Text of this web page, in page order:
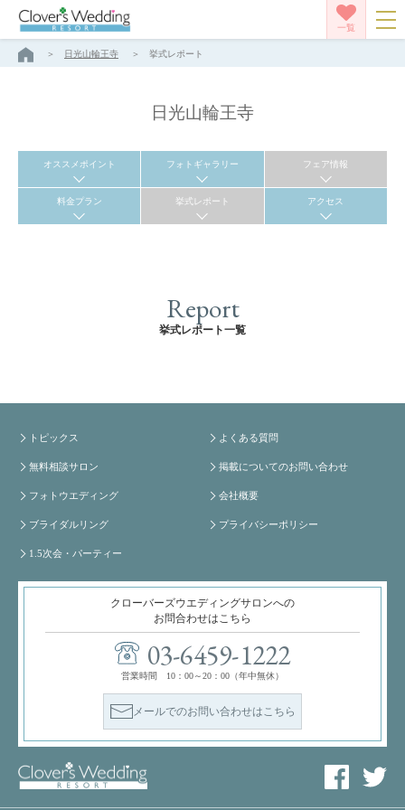
一覧
日光山輪王寺 挙式レポート
日光山輪王寺
オススメポイント フォトギャラリー フェア情報
料金プラン 挙式レポート アクセス
Report
挙式レポート一覧
トピックス
無料相談サロン
フォトウエディング
ブライダルリング
1.5次会・パーティー
よくある質問
掲載についてのお問い合わせ
会社概要
プライバシーポリシー
クローバーズウエディングサロンへの
お問合わせはこちら
03-6459-1222
営業時間 10：00～20：00（年中無休）
メールでのお問い合わせはこちら